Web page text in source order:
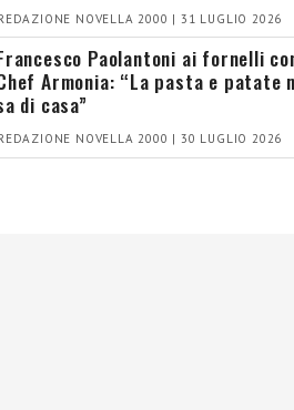
NOVELLA 2000 | 31 LUGLIO 2026
Paolantoni ai fornelli
Armonia: “La pasta e patate
di casa”
NOVELLA 2000 | 30 LUGLIO 2026